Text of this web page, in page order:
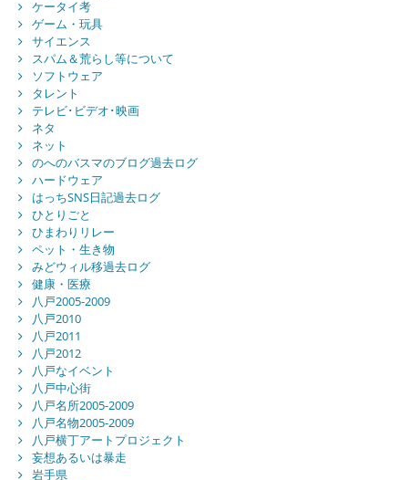
ケータイ考
ゲーム・玩具
サイエンス
スパム＆荒らし等について
ソフトウェア
タレント
テレビ･ビデオ･映画
ネタ
ネット
のへのバスマのブログ過去ログ
ハードウェア
はっちSNS日記過去ログ
ひとりごと
ひまわりリレー
ペット・生き物
みどウィル移過去ログ
健康・医療
八戸2005-2009
八戸2010
八戸2011
八戸2012
八戸なイベント
八戸中心街
八戸名所2005-2009
八戸名物2005-2009
八戸横丁アートプロジェクト
妄想あるいは暴走
岩手県